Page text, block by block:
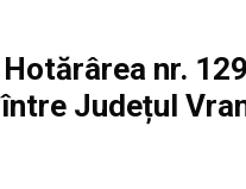
Hotărârea nr.
între Județul